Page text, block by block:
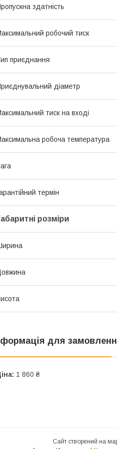
здатність
робочий тиск
приєднання
діаметр
тиск на вході
робоча температура
термін
розміри
для
1 860 ₴
Сайт створений на